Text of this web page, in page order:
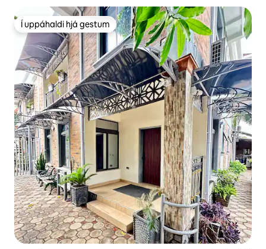
Í uppáhaldi hjá gestum
Í uppáhaldi hjá gestum